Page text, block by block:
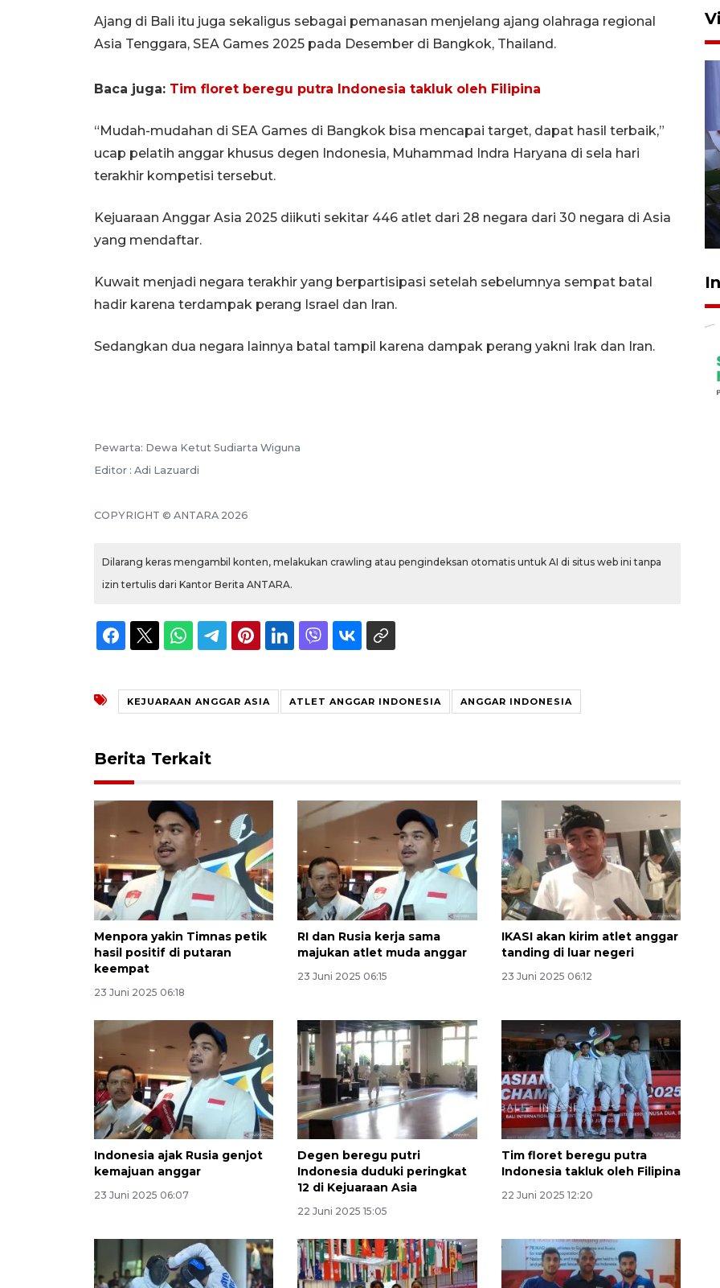
Ajang di Bali itu juga sekaligus sebagai pemanasan menjelang ajang olahraga regional
Asia Tenggara, SEA Games 2025 pada Desember di Bangkok, Thailand.
Baca juga: Tim floret beregu putra Indonesia takluk oleh Filipina
“Mudah-mudahan di SEA Games di Bangkok bisa mencapai target, dapat hasil terbaik,”
ucap pelatih anggar khusus degen Indonesia, Muhammad Indra Haryana di sela hari
terakhir kompetisi tersebut.
Kejuaraan Anggar Asia 2025 diikuti sekitar 446 atlet dari 28 negara dari 30 negara di Asia
yang mendaftar.
Kuwait menjadi negara terakhir yang berpartisipasi setelah sebelumnya sempat batal
hadir karena terdampak perang Israel dan Iran.
Sedangkan dua negara lainnya batal tampil karena dampak perang yakni Irak dan Iran.
Pewarta: Dewa Ketut Sudiarta Wiguna
Editor : Adi Lazuardi
COPYRIGHT © ANTARA 2026
Dilarang keras mengambil konten, melakukan crawling atau pengindeksan otomatis untuk AI di situs web ini tanpa
izin tertulis dari Kantor Berita ANTARA.
KEJUARAAN ANGGAR ASIA ATLET ANGGAR INDONESIA ANGGAR INDONESIA
Berita Terkait
Menpora yakin Timnas petik
hasil positif di putaran
keempat
23 Juni 2025 06:18
RI dan Rusia kerja sama
majukan atlet muda anggar
23 Juni 2025 06:15
IKASI akan kirim atlet anggar
tanding di luar negeri
23 Juni 2025 06:12
Indonesia ajak Rusia genjot
kemajuan anggar
23 Juni 2025 06:07
Degen beregu putri
Indonesia duduki peringkat
12 di Kejuaraan Asia
22 Juni 2025 15:05
Tim floret beregu putra
Indonesia takluk oleh Filipina
22 Juni 2025 12:20
27 Juli 2026 22:32
Awas penipuan berbasis AI
2026-08-07 13:45:00